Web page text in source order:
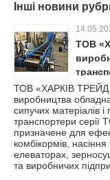
Інші новини
ТОВ
ТОВ «ХАРКІВ ТРЕЙД
виробництва
сипучих матеріалів і
транспортери
призначене для
комбікормів,
елеваторах,
та виробничих